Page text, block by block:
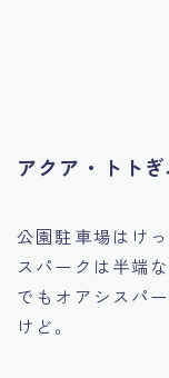
アクア・トト
公園駐車場はけ
スパークは半端
でもオアシスパ
けど。